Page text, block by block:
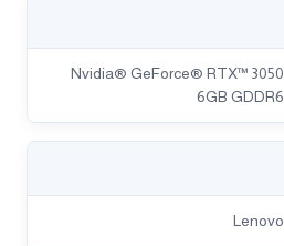
Nvidia® GeForce® RTX™ 3050
6GB GDDR6
Lenovo